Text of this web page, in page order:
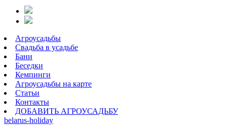
Агроусадьбы
Свадьба в усадьбе
Бани
Беседки
Кемпинги
Агроусадьбы на карте
Статьи
Контакты
ДОБАВИТЬ АГРОУСАДЬБУ
belarus-holiday